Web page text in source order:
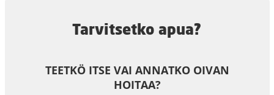
Tarvitsetko apua?
TEETKÖ ITSE VAI ANNATKO OIVAN
HOITAA?